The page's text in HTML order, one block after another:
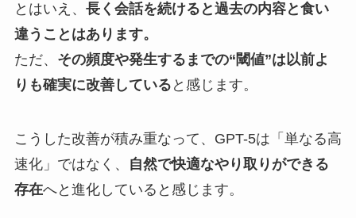
とはいえ、 長く会話を続けると過去の内容と食い
違うことはあります。
ただ、 その頻度や発生するまでの“閾値”は以前よ
りも確実に改善している と感じます。
こうした改善が積み重なって、GPT-5は「単なる高
速化」ではなく、
自然で快適なやり取りができる
存在へと進化していると感じます。